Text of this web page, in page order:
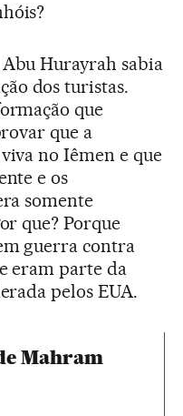
Hurayrah sabia
dos turistas.
que
que a
no Iêmen e que
e os
somente
que? Porque
guerra contra
eram parte da
pelos EUA.
Mahram